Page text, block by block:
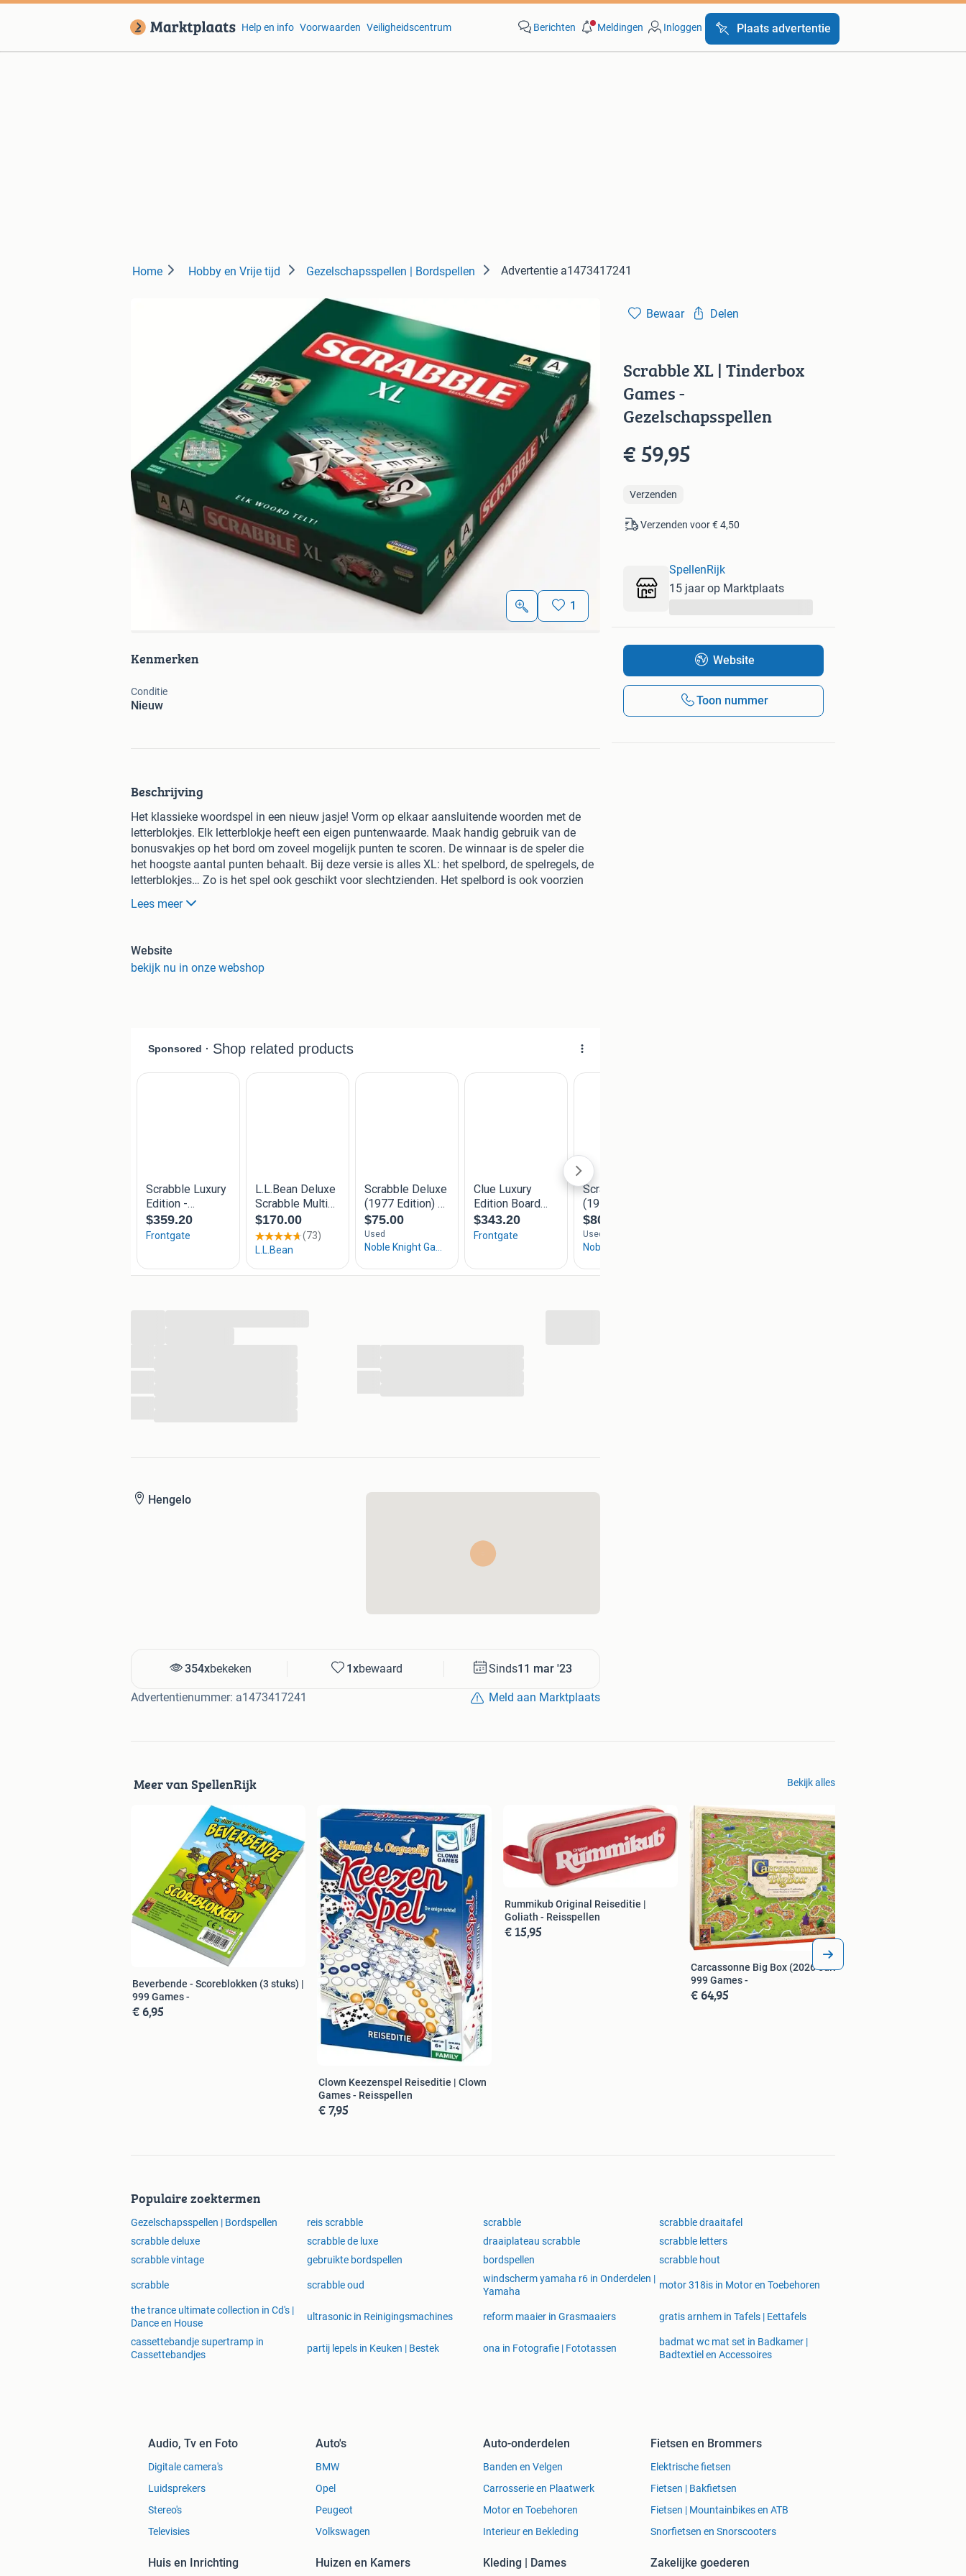
Help en info Voorwaarden Veiligheidscentrum Berichten Meldingen Inloggen Plaats advertentie
Home Hobby en Vrije tijd Gezelschapsspellen | Bordspellen Advertentie a1473417241
1
Kenmerken
Conditie
Nieuw
Beschrijving
Het klassieke woordspel in een nieuw jasje! Vorm op elkaar aansluitende woorden met de
letterblokjes. Elk letterblokje heeft een eigen puntenwaarde. Maak handig gebruik van de
bonusvakjes op het bord om zoveel mogelijk punten te scoren. De winnaar is de speler die
het hoogste aantal punten behaalt. Bij deze versie is alles XL: het spelbord, de spelregels, de
letterblokjes… Zo is het spel ook geschikt voor slechtzienden. Het spelbord is ook voorzien
het spel. Tenslotte kan het bord ook gemakkelijk gedraaid worden door een pin met bal op de
cm.
De voordelen van bestellen bij SpellenRijk.nl:
Gemiddelde klantbeoordeling 9.3/10
Lees meer
Website
bekijk nu in onze webshop
Hengelo
354xbekeken 1xbewaard Sinds11 mar '23
Advertentienummer: a1473417241 Meld aan Marktplaats
Bewaar Delen
Scrabble XL | Tinderbox
Games -
Gezelschapsspellen
€ 59,95
Verzenden
Verzenden voor € 4,50
SpellenRijk
15 jaar op Marktplaats
Website
Toon nummer
Meer van SpellenRijk Bekijk alles
Beverbende - Scoreblokken (3 stuks) |
999 Games -
€ 6,95
Clown Keezenspel Reiseditie | Clown
Games - Reisspellen
€ 7,95
Rummikub Original Reiseditie |
Goliath - Reisspellen
€ 15,95
Carcassonne Big Box (2026 editie) |
999 Games -
€ 64,95
Populaire zoektermen
Gezelschapsspellen | Bordspellen reis scrabble scrabble
scrabble draaitafel
scrabble deluxe
scrabble de luxe draaiplateau scrabble
scrabble letters
scrabble vintage
gebruikte bordspellen bordspellen scrabble hout
scrabble scrabble oud
windscherm yamaha r6 in Onderdelen |
Yamaha
motor 318is in Motor en Toebehoren
the trance ultimate collection in Cd's |
Dance en House
ultrasonic in Reinigingsmachines reform maaier in Grasmaaiers gratis arnhem in Tafels | Eettafels
cassettebandje supertramp in
Cassettebandjes
partij lepels in Keuken | Bestek ona in Fotografie | Fototassen
badmat wc mat set in Badkamer |
Badtextiel en Accessoires
Audio, Tv en Foto
Digitale camera's
Luidsprekers
Stereo's
Televisies
Auto's
BMW
Opel
Peugeot
Volkswagen
Auto-onderdelen
Banden en Velgen
Carrosserie en Plaatwerk
Motor en Toebehoren
Interieur en Bekleding
Fietsen en Brommers
Elektrische fietsen
Fietsen | Bakfietsen
Fietsen | Mountainbikes en ATB
Snorfietsen en Snorscooters
Huis en Inrichting Huizen en Kamers Kleding | Dames Zakelijke goederen